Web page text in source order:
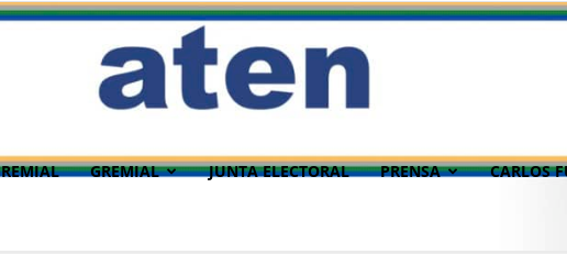
GREMIAL JUNTA ELECTORAL PRENSA CARLOS